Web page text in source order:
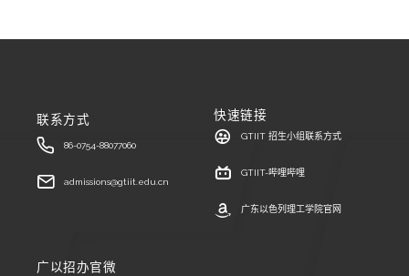
联系方式
86-0754-88077060
admissions@gtiit.edu.cn
快速链接
GTIIT 招生小组联系方式
GTIIT-哔哩哔哩
广东以色列理工学院官网
广以招办官微